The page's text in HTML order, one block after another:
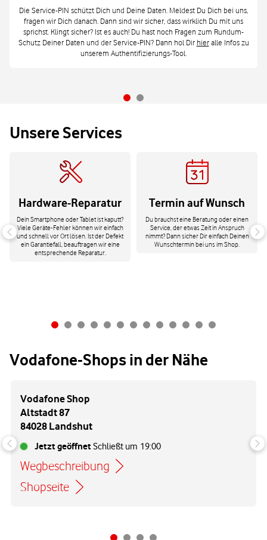
Die Service-PIN schützt Dich und Deine Daten. Meldest Du Dich bei uns,
fragen wir Dich danach. Dann sind wir sicher, dass wirklich Du mit uns
sprichst. Klingt sicher? Ist es auch! Du hast noch Fragen zum Rundum-
Schutz Deiner Daten und der Service-PIN? Dann hol Dir hieralle Infos zu
unserem Authentifizierungs-Tool.
Unsere Services
Hardware-Reparatur
Dein Smartphone oder Tablet ist kaputt?
Viele Geräte-Fehler können wir einfach
und schnell vor Ort lösen. Ist der Defekt
ein Garantiefall, beauftragen wir eine
entsprechende Reparatur.
Termin auf Wunsch
Du brauchst eine Beratung oder einen
Service, der etwas Zeit in Anspruch
nimmt? Dann sicher Dir einfach Deinen
Wunschtermin bei uns im Shop.
Vodafone-Shops in der Nähe
Vodafone Shop
Altstadt 87
84028 Landshut
Jetzt geöffnetSchließt um 19:00
Wegbeschreibung
Link öffnet in einem neuen Tab
Shopseite